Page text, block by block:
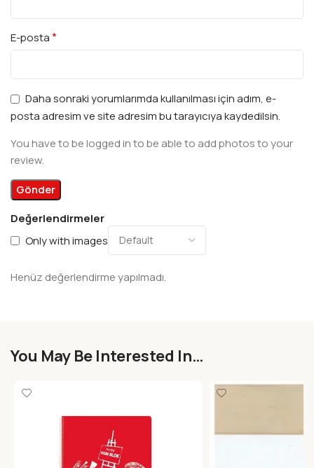
Değerlendirmeler
Only with images
Henüz değerlendirme yapılmadı.
E-posta*
Daha sonraki yorumlarımda kullanılması için adım, e-
posta adresim ve site adresim bu tarayıcıya kaydedilsin.
You have to be logged in to be able to add photos to your
review.
You May Be Interested In…